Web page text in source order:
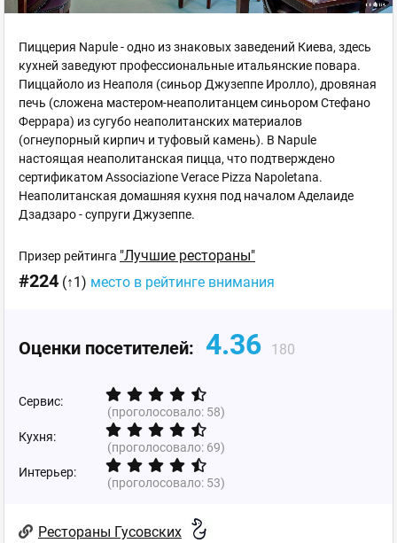
Пиццерия Napule - одно из знаковых заведений Киева, здесь
кухней заведуют профессиональные итальянские повара.
Пиццайоло из Неаполя (синьор Джузеппе Иролло), дровяная
печь (сложена мастером-неаполитанцем синьором Стефано
Феррара) из сугубо неаполитанских материалов
(огнеупорный кирпич и туфовый камень). В Napule
настоящая неаполитанская пицца, что подтверждено
сертификатом Associazione Verace Pizza Napoletana.
Неаполитанская домашняя кухня под началом Аделаиде
Дзадзаро - супруги Джузеппе.
Призер рейтинга "Лучшие рестораны"
#224 (↑1) место в рейтинге внимания
Оценки посетителей: 4.36 180
Сервис:
(проголосовало: 58)
Кухня:
(проголосовало: 69)
Интерьер:
(проголосовало: 53)
Рестораны Гусовских